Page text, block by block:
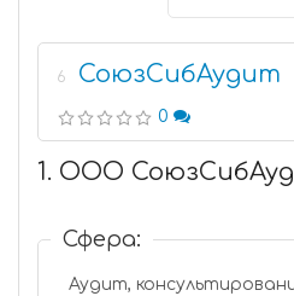
6 СоюзСибАудит
0
1. ООО
Сфера:
Аудит,